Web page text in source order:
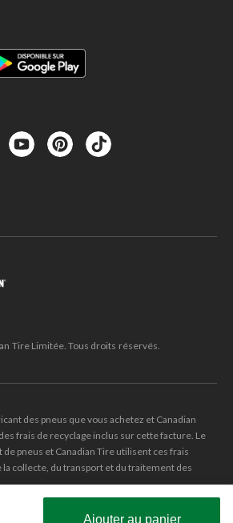
Ajouter au panier
Tire Limitée. Tous droits réservés.
des pneus que vous achetez et Canadian
frais de recyclage inclus sur cette facture. Le
pneus et Canadian Tire utilisent ces frais
collecte, du transport et du traitement des
logo du triangle CANADIAN TIRE sont des
de la Société Canadian Tire Limitée.